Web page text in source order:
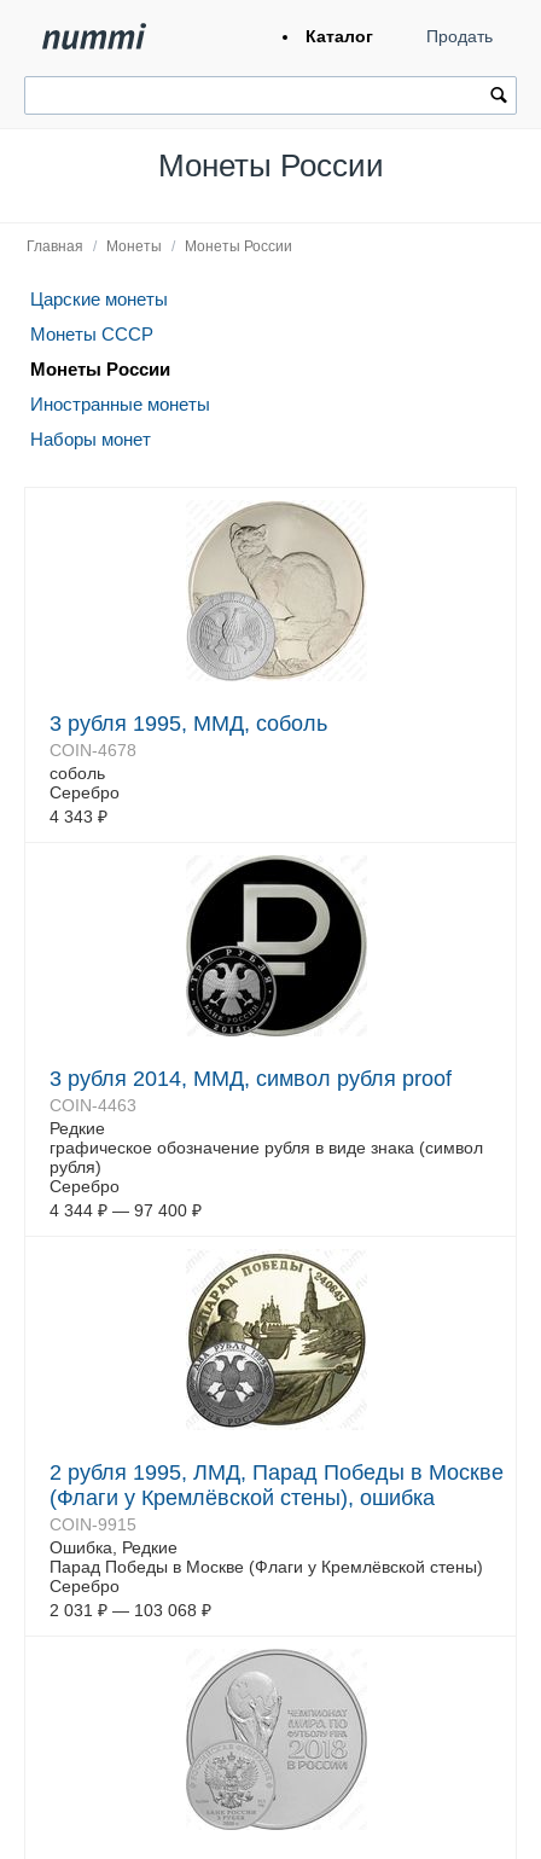
Каталог Продать
Монеты России
Главная / Монеты / Монеты России
Царские монеты
Монеты СССР
Монеты России
Иностранные монеты
Наборы монет
3 рубля 1995, ММД, соболь
COIN-4678
соболь
Серебро
4 343 ₽
3 рубля 2014, ММД, символ рубля proof
COIN-4463
Редкие
графическое обозначение рубля в виде знака (символ
рубля)
Серебро
4 344 ₽ — 97 400 ₽
2 рубля 1995, ЛМД, Парад Победы в Москве
(Флаги у Кремлёвской стены), ошибка
COIN-9915
Ошибка, Редкие
Парад Победы в Москве (Флаги у Кремлёвской стены)
Серебро
2 031 ₽ — 103 068 ₽